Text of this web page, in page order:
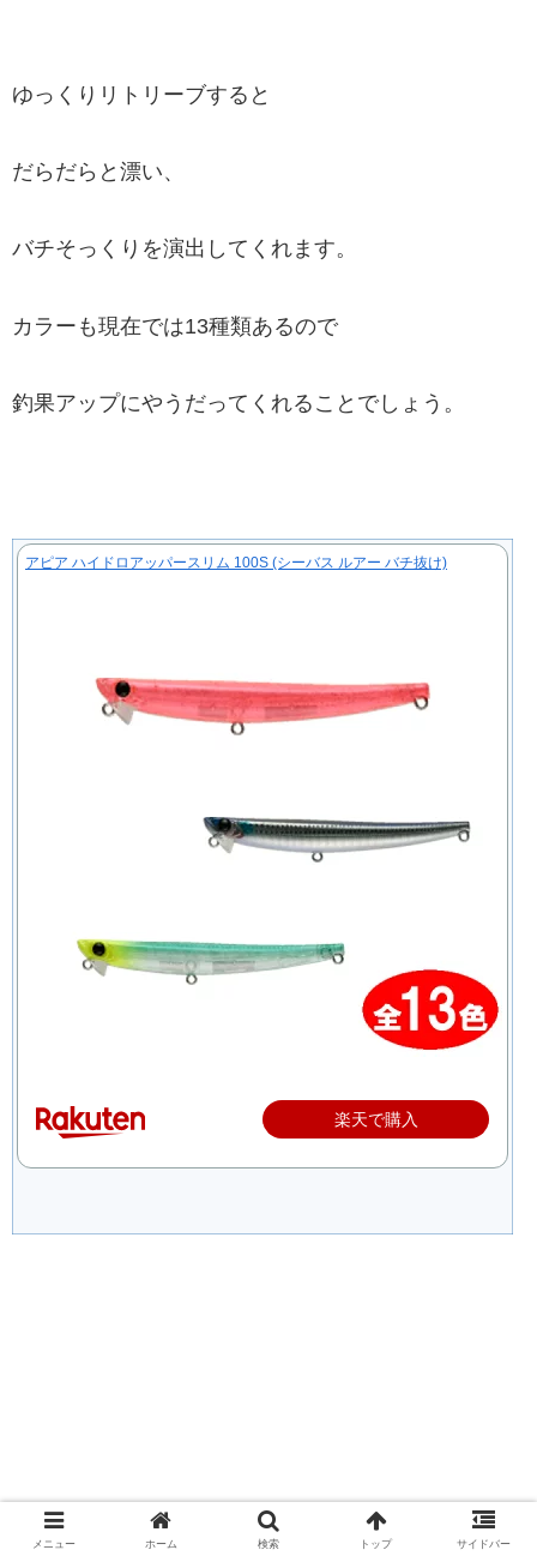
ゆっくりリトリーブすると
だらだらと漂い、
バチそっくりを演出してくれます。
カラーも現在では13種類あるので
釣果アップにやうだってくれることでしょう。
アピア ハイドロアッパースリム 100S (シーバス ルアー バチ抜け)
楽天で購入
メニュー ホーム 検索 トップ サイドバー